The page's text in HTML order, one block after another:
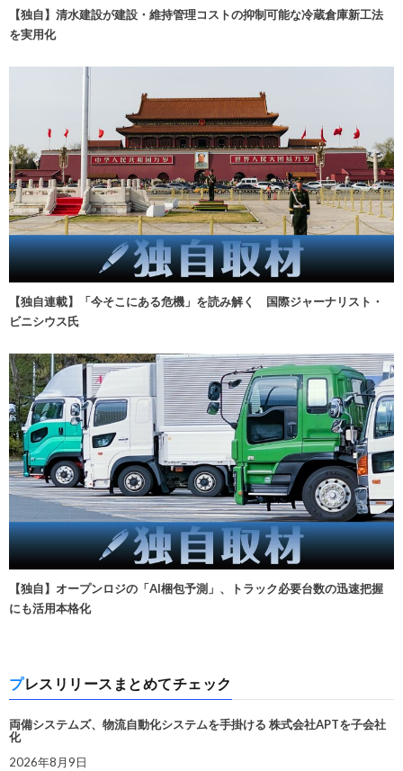
【独自】清水建設が建設・維持管理コストの抑制可能な冷蔵倉庫新工法
を実用化
【独自連載】「今そこにある危機」を読み解く 国際ジャーナリスト・
ビニシウス氏
【独自】オープンロジの「AI梱包予測」、トラック必要台数の迅速把握
にも活用本格化
プレスリリースまとめてチェック
両備システムズ、物流自動化システムを手掛ける 株式会社APTを子会社
化
2026年8月9日